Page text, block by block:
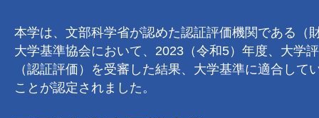
本学は、文部科学省が認めた認証評価機関である（
大学基準協会において、2023（令和5）年度、大学
（認証評価）を受審した結果、大学基準に適合して
ことが認定されました。